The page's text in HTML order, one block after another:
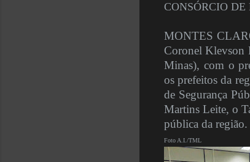
CONSÓRCIO
MONTES
Coronel Klevson
Minas), com o
os prefeitos da
de Segurança
Martins Leite, o
pública da região.
Foto A.I./TML